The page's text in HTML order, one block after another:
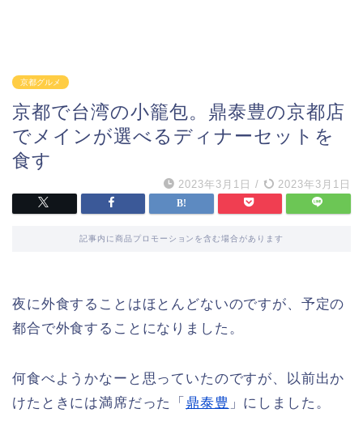
京都グルメ
京都で台湾の小籠包。鼎泰豊の京都店
でメインが選べるディナーセットを
食す
2023年3月1日 / 2023年3月1日
記事内に商品プロモーションを含む場合があります
夜に外食することはほとんどないのですが、予定の
都合で外食することになりました。
何食べようかなーと思っていたのですが、以前出か
けたときには満席だった「 鼎泰豊 」にしました。